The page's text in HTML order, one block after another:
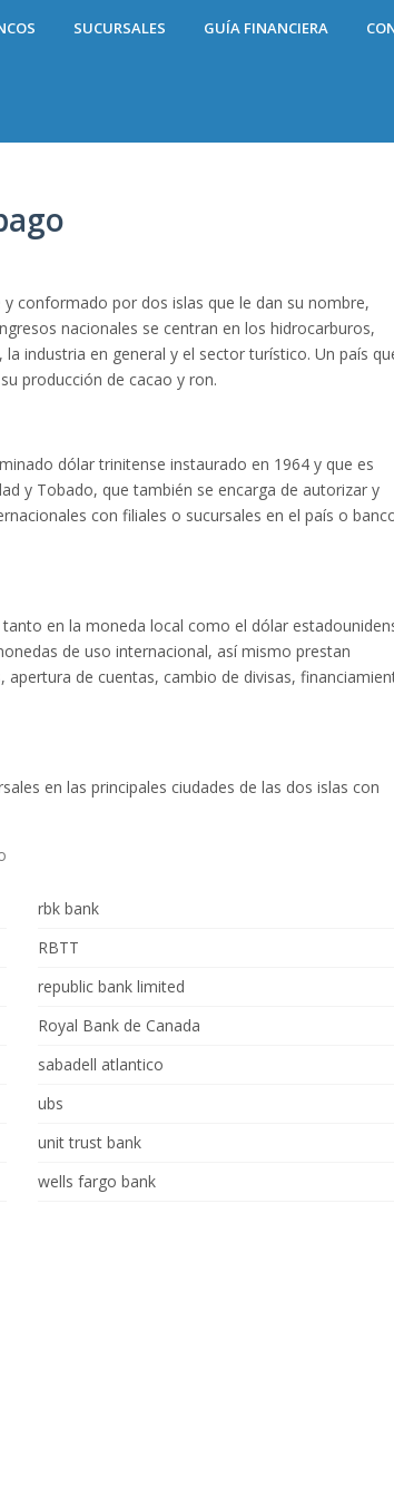
SUCURSALES GUÍA FINANCIERA
conformado por dos islas que le dan su nombre,
nacionales se centran en los hidrocarburos,
industria en general y el sector turístico. Un país
producción de cacao y ron.
dólar trinitense instaurado en 1964 y que es
y Tobado, que también se encarga de autorizar y
con filiales o sucursales en el país o
en la moneda local como el dólar
de uso internacional, así mismo prestan
de cuentas, cambio de divisas,
en las principales ciudades de las dos islas con
rbk bank
RBTT
republic bank limited
Royal Bank de Canada
sabadell atlantico
ubs
unit trust bank
wells fargo bank